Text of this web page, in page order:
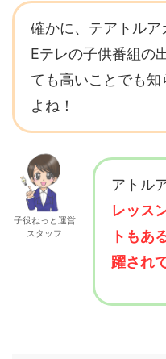
確かに、テアトルア
Eテレの子供番組の
ても高いことでも知
よね！
子役ねっと運営
スタッフ
アトル
レッス
トもあ
躍され